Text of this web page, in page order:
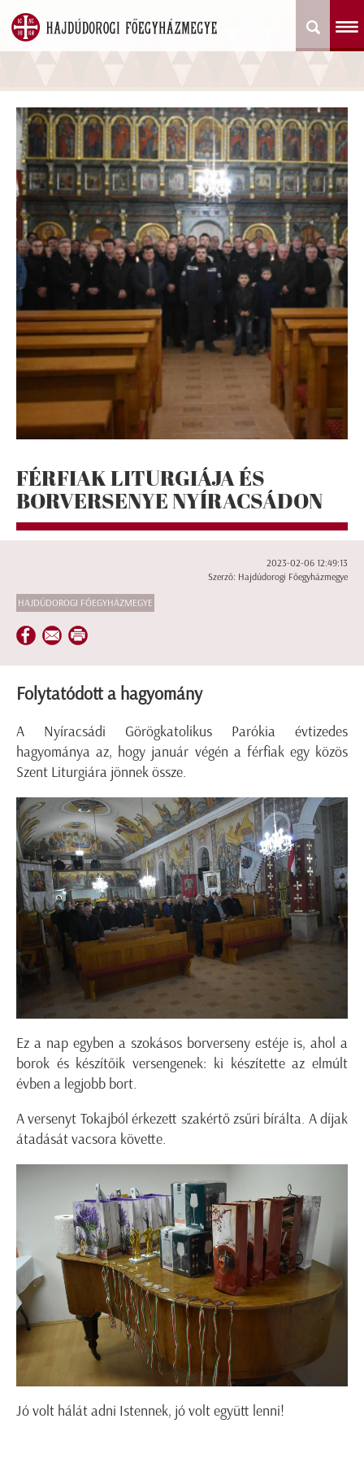
FÉRFIAK LITURGIÁJA ÉS
BORVERSENYE NYÍRACSÁDON
2023-02-06 12:49:13
Szerző: Hajdúdorogi Főegyházmegye
HAJDÚDOROGI FŐEGYHÁZMEGYE
Folytatódott a hagyomány
A Nyíracsádi Görögkatolikus Parókia évtizedes
hagyománya az, hogy január végén a férfiak egy közös
Szent Liturgiára jönnek össze.
Ez a nap egyben a szokásos borverseny estéje is, ahol a
borok és készítőik versengenek: ki készítette az elmúlt
évben a legjobb bort.
A versenyt Tokajból érkezett szakértő zsűri bírálta. A díjak
átadását vacsora követte.
Jó volt hálát adni Istennek, jó volt együtt lenni!